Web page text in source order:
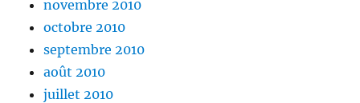
novembre 2010
octobre 2010
septembre 2010
août 2010
juillet 2010